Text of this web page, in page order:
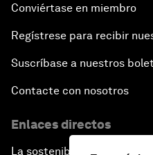
Conviértase en miembro
Regístrese para recibir
Suscríbase a nuestros
Contacte con nosotros
Enlaces directos
La sostenibilidad en el Foro